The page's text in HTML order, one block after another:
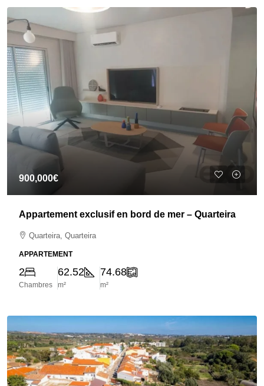
900,000€
Appartement exclusif en bord de mer – Quarteira
Quarteira, Quarteira
APPARTEMENT
2
Chambres
62.52
m²
74.68
m²